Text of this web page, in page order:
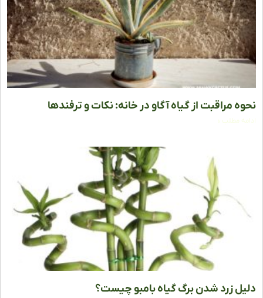
مراقبت از گیاه آگاو در خانه: نکات و ترفندها
مطلب »
زرد شدن برگ گیاه بامبو چیست؟